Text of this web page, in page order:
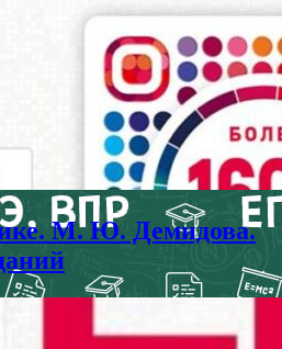
М. Ю. Демидова.